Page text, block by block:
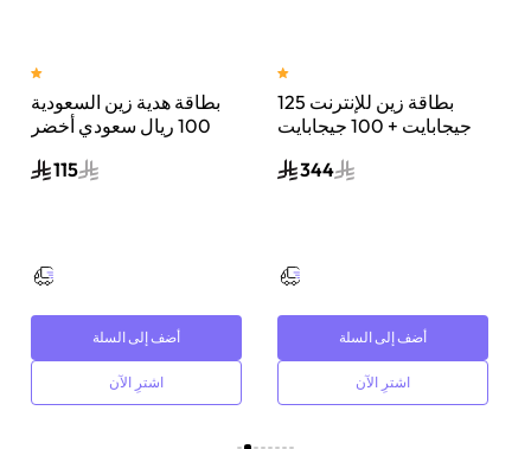
بطاقة هدية زين السعودية
100 ريال سعودي أخضر
115
أضف إلى السلة
اشترِ الآن
بطاقة زين للإنترنت 125
جيجابايت + 100 جيجابايت
أشهر344
أضف إلى السلة
اشترِ الآن